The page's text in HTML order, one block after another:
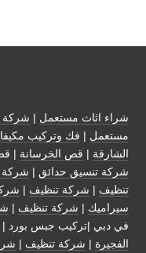
شراء اثاث مستعمل | شركة
مستعمل | فك وتركيب
الشارقة | قص الخرسانة |
شركة تنسيق حدائق | شركة
تنظيف | شركة تنظيف |
سيراميك | شركة تنظيف |
في دبي |تركيب جبس بورد |
الفجيرة | شركة تنظيف |